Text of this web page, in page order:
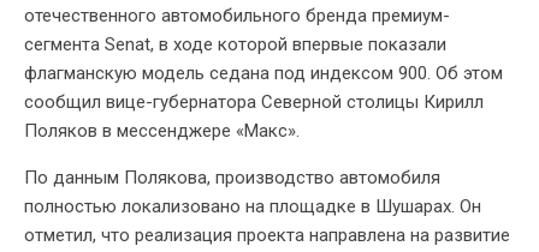
отечественного автомобильного бренда премиум-
сегмента Senat, в ходе которой впервые показали
флагманскую модель седана под индексом 900. Об этом
сообщил вице-губернатора Северной столицы Кирилл
Поляков в мессенджере «Макс».
По данным Полякова, производство автомобиля
полностью локализовано на площадке в Шушарах. Он
отметил, что реализация проекта направлена на развитие